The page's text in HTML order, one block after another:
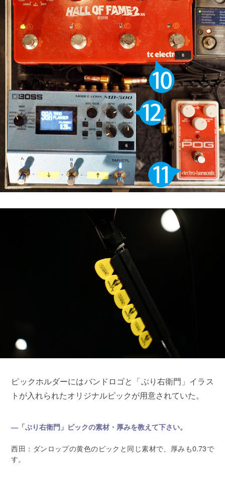
ピックホルダーにはバンドロゴと「ぶり右衛門」イラス
トが入れられたオリジナルピックが用意されていた。
―「ぶり右衛門」ピックの素材・厚みを教えて下さい。
西田：ダンロップの黄色のピックと同じ素材で、厚みも0.73で
す。